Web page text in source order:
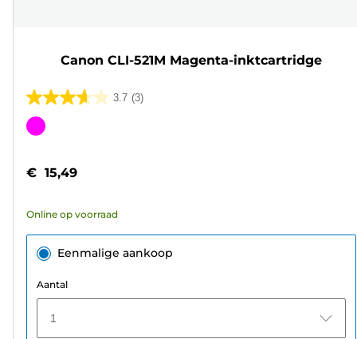
Canon CLI-521M Magenta-inktcartridge
3.7 (3)
3.7
van
sterren.
beoordelingen
Kleurencartridge
€ 15,49
Online op voorraad
Eenmalige aankoop
Aantal
1